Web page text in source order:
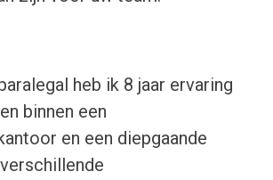
heb ik 8 jaar ervaring
binnen een
en een diepgaande